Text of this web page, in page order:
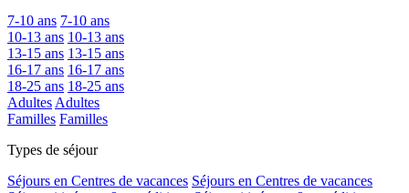
7-10 ans 7-10 ans
10-13 ans 10-13 ans
13-15 ans 13-15 ans
16-17 ans 16-17 ans
18-25 ans 18-25 ans
AdultesAdultes
Familles Familles
Types de séjour
Séjours en Centres de vacances Séjours en Centres de vacances